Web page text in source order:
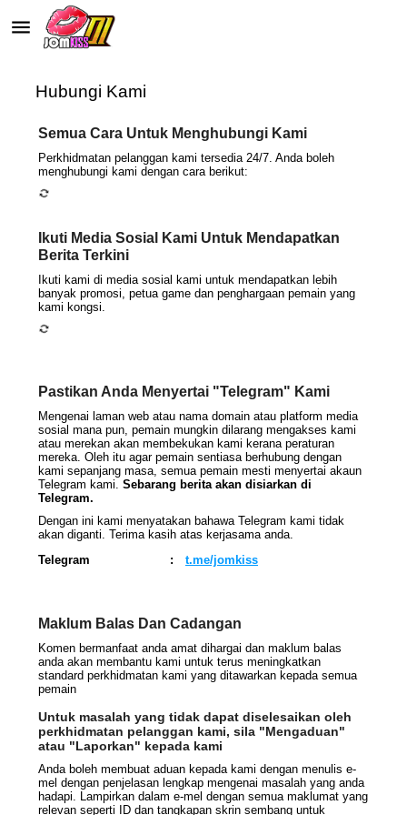
menu
Hubungi Kami
Semua Cara Untuk Menghubungi Kami
Perkhidmatan pelanggan kami tersedia 24/7. Anda boleh
menghubungi kami dengan cara berikut:
autorenew
Ikuti Media Sosial Kami Untuk Mendapatkan
Berita Terkini
Ikuti kami di media sosial kami untuk mendapatkan lebih
banyak promosi, petua game dan penghargaan pemain yang
kami kongsi.
autorenew
Pastikan Anda Menyertai "Telegram" Kami
Mengenai laman web atau nama domain atau platform media
sosial mana pun, pemain mungkin dilarang mengakses kami
atau merekan akan membekukan kami kerana peraturan
mereka. Oleh itu agar pemain sentiasa berhubung dengan
kami sepanjang masa, semua pemain mesti menyertai akaun
Telegram kami. Sebarang berita akan disiarkan di
Telegram.
Dengan ini kami menyatakan bahawa Telegram kami tidak
akan diganti. Terima kasih atas kerjasama anda.
Telegram
: t.me/jomkiss
Maklum Balas Dan Cadangan
Komen bermanfaat anda amat dihargai dan maklum balas
anda akan membantu kami untuk terus meningkatkan
standard perkhidmatan kami yang ditawarkan kepada semua
pemain
Untuk masalah yang tidak dapat diselesaikan oleh
perkhidmatan pelanggan kami, sila "Mengaduan"
atau "Laporkan" kepada kami
Anda boleh membuat aduan kepada kami dengan menulis e-
mel dengan penjelasan lengkap mengenai masalah yang anda
hadapi. Lampirkan dalam e-mel dengan semua maklumat yang
relevan seperti ID dan tangkapan skrin sembang untuk